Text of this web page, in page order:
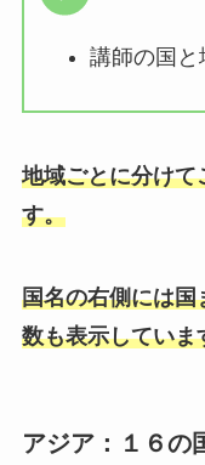
講師の国
地域ごとに分けて
す。
国名の右側には国
数も表示していま
アジア：１６の